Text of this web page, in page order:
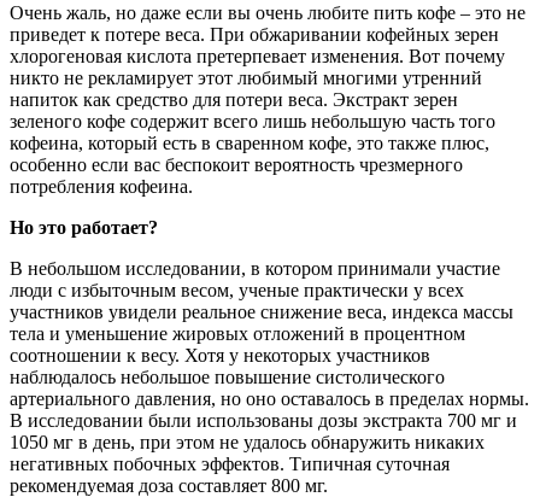
Очень жаль, но даже если вы очень любите пить кофе – это не
приведет к потере веса. При обжаривании кофейных зерен
хлорогеновая кислота претерпевает изменения. Вот почему
никто не рекламирует этот ​​любимый многими утренний
напиток как средство для потери веса. Экстракт зерен
зеленого кофе содержит всего лишь небольшую часть того
кофеина, который есть в сваренном кофе, это также плюс,
особенно если вас беспокоит вероятность чрезмерного
потребления кофеина.
Но это работает?
В небольшом исследовании, в котором принимали участие
люди с избыточным весом, ученые практически у всех
участников увидели реальное снижение веса, индекса массы
тела и уменьшение жировых отложений в процентном
соотношении к весу. Хотя у некоторых участников
наблюдалось небольшое повышение систолического
артериального давления, но оно оставалось в пределах нормы.
В исследовании были использованы дозы экстракта 700 мг и
1050 мг в день, при этом не удалось обнаружить никаких
негативных побочных эффектов. Типичная суточная
рекомендуемая доза составляет 800 мг.